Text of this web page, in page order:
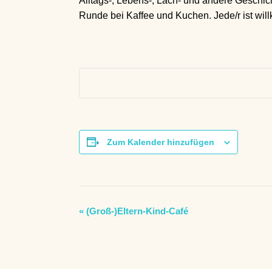
Runde bei Kaffee und Kuchen. Jede/r ist
Zum Kalender hinzufügen
V
«(Groß-)Eltern-Kind-Café